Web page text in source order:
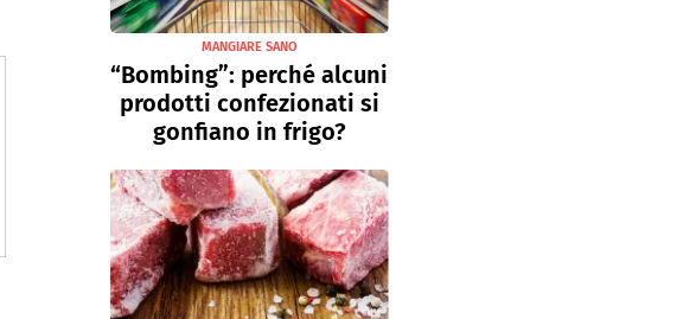
MANGIARE SANO
“Bombing”: perché alcuni
prodotti confezionati si
gonfiano in frigo?